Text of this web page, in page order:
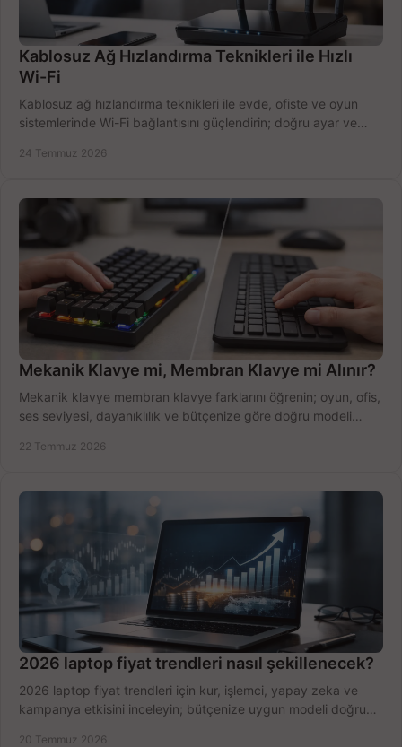
Kablosuz Ağ Hızlandırma Teknikleri ile Hızlı
Wi-Fi
Kablosuz ağ hızlandırma teknikleri ile evde, ofiste ve oyun
sistemlerinde Wi-Fi bağlantısını güçlendirin; doğru ayar ve
24 Temmuz 2026
Mekanik Klavye mi, Membran Klavye mi Alınır?
Mekanik klavye membran klavye farklarını öğrenin; oyun, ofis,
ses seviyesi, dayanıklılık ve bütçenize göre doğru modeli
22 Temmuz 2026
2026 laptop fiyat trendleri nasıl şekillenecek?
2026 laptop fiyat trendleri için kur, işlemci, yapay zeka ve
kampanya etkisini inceleyin; bütçenize uygun modeli doğru
20 Temmuz 2026